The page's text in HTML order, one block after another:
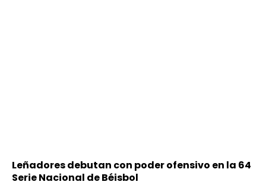
Leñadores debutan con poder ofensivo en la 64
Serie Nacional de Béisbol